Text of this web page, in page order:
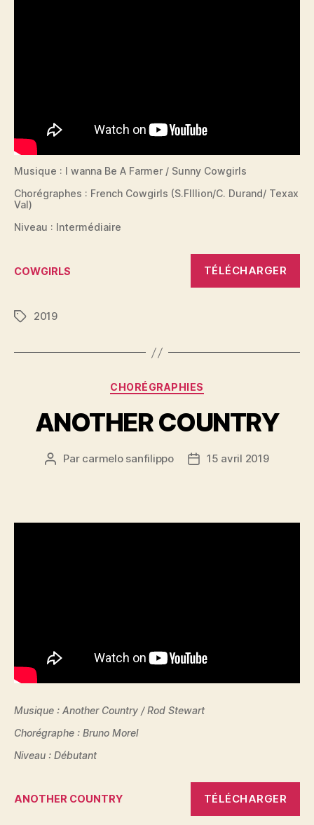
Musique : I wanna Be A Farmer / Sunny Cowgirls
Chorégraphes : French Cowgirls (S.FIllion/C. Durand/ Texax
Val)
Niveau : Intermédiaire
COWGIRLS TÉLÉCHARGER
Étiquettes
2019
Catégories
CHORÉGRAPHIES
ANOTHER COUNTRY
Auteur
Par carmelo sanfilippo
Date15 avril 2019
Musique : Another Country / Rod Stewart
Chorégraphe : Bruno Morel
Niveau : Débutant
ANOTHER COUNTRY TÉLÉCHARGER